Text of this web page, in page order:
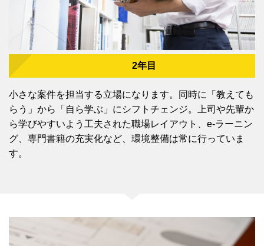
2年目
小さな案件を担当する立場になります。同時に「教えても
らう」から「自ら学ぶ」にシフトチェンジ。上司や先輩か
ら学びやすいよう工夫された職場レイアウト、e-ラーニン
グ、専門書籍の充実化など、環境整備は常に行っていま
す。